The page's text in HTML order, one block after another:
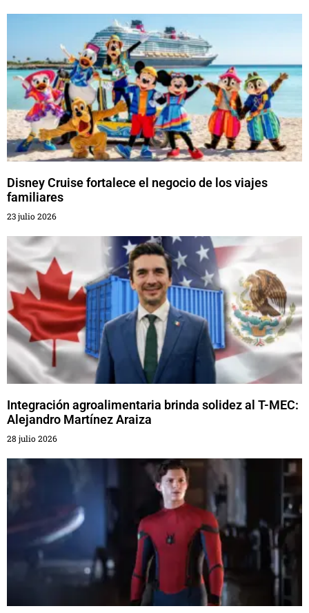
Disney Cruise fortalece el negocio de los viajes
familiares
23 julio 2026
Integración agroalimentaria brinda solidez al T-MEC:
Alejandro Martínez Araiza
28 julio 2026